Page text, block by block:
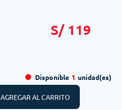
S/ 119
Disponible 1 unidad(es)
AGREGAR AL CARRITO